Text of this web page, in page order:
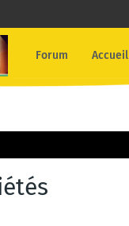
Forum Accueil